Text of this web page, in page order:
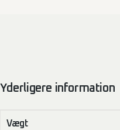
Yderligere information
Vægt